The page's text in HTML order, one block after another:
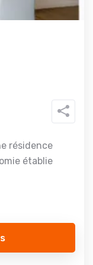
résidence
établie